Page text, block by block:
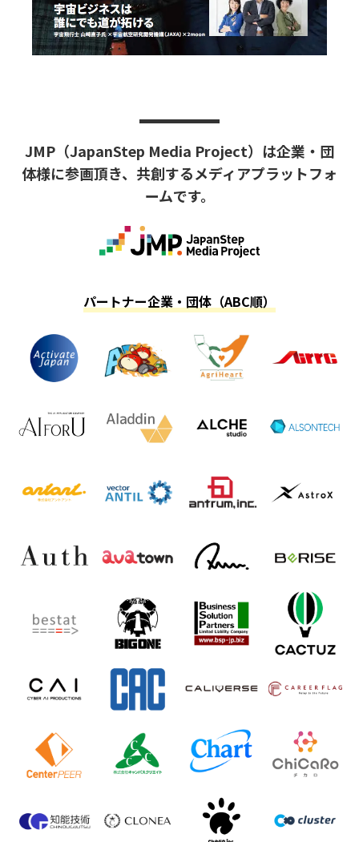
JMP（JapanStep Media Project）は企業・団
体様に参画頂き、共創するメディアプラットフォ
ームです。
パートナー企業・団体（ABC順）